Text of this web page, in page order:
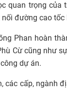
quan trọng của
đường cao
Phan hoàn
Cừ cũng như
dự án.
các cấp, ngành